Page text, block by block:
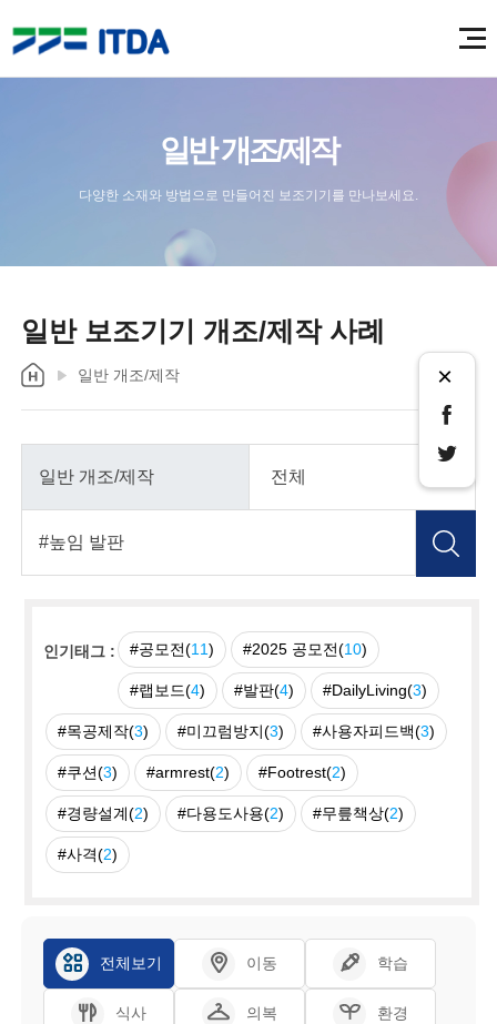
일반 개조/제작
다양한 소재와 방법으로 만들어진 보조기기를 만나보세요.
일반 보조기기 개조/제작 사례
일반 개조/제작 ×
인기태그 : #공모전(11) #2025 공모전(10)
#랩보드(4) #발판(4) #DailyLiving(3)
#목공제작(3) #미끄럼방지(3) #사용자피드백(3)
#쿠션(3) #armrest(2) #Footrest(2)
#경량설계(2) #다용도사용(2) #무릎책상(2)
#사격(2)
전체보기 이동 학습
식사 의복 환경